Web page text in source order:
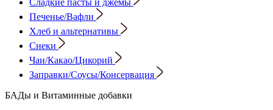
Сладкие пасты и джемы
Печенье/Вафли
Хлеб и альтернативы
Снеки
Чаи/Какао/Цикорий
Заправки/Соусы/Консервация
БАДы и Витаминные добавки